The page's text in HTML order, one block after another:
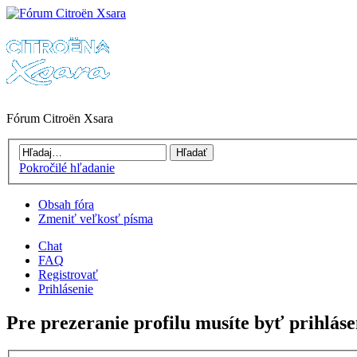
Fórum Citroën Xsara
Pokročilé hľadanie
Obsah fóra
Zmeniť veľkosť písma
Chat
FAQ
Registrovať
Prihlásenie
Pre prezeranie profilu musíte byť